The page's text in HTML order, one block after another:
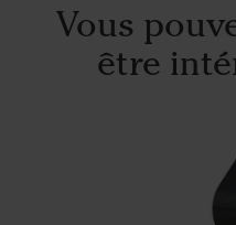
Vous
être